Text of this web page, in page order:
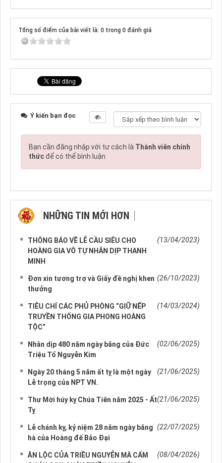
Tổng số điểm của bài viết là: 0 trong 0 đánh giá
Ý kiến bạn đọc
Bạn cần đăng nhập với tư cách là Thành viên chính
thứcđể có thể bình luận
NHỮNG TIN MỚI HƠN
THÔNG BÁO VỀ LỄ CẦU SIÊU CHO
HOÀNG GIA VÔ TỰ NHÂN DỊP THANH
MINH
(13/04/2023)
Đơn xin tương trợ và Giấy đề nghị khen
thưởng
(26/10/2023)
TIÊU CHÍ CÁC PHỦ PHÒNG “GIỮ NẾP
TRUYỀN THỐNG GIA PHONG HOÀNG
TỘC”
(14/03/2024)
Nhân dịp 480 năm ngày băng của Đức
Triệu Tổ Nguyễn Kim
(02/06/2025)
Ngày 20 tháng 5 năm ất tỵ là một ngày
Lễ trọng của NPT VN.
(21/06/2025)
Thư Mời húy kỵ Chúa Tiên năm 2025 - Ất
Tỵ
(21/06/2025)
Lễ chánh kỵ, kỷ niệm 28 năm ngày băng
hà của Hoàng đế Bảo Đại
(22/07/2025)
ĂN LỘC CỦA TRIỀU NGUYỄN MÀ CẤM
(08/04/2026)